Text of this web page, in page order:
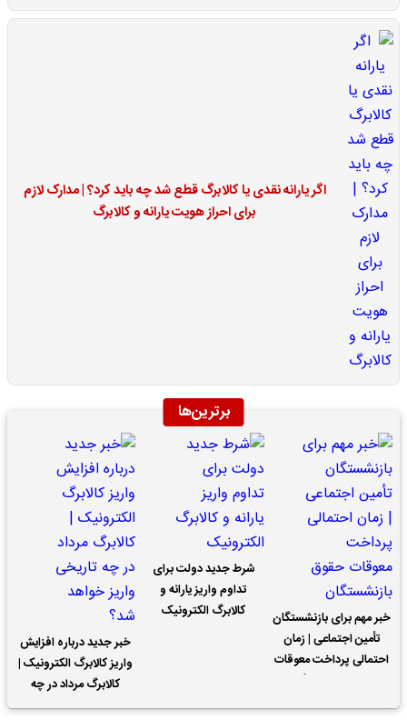
اگر یارانه نقدی یا کالابرگ قطع شد چه باید کرد؟ | مدارک لازم
برای احراز هویت یارانه و کالابرگ
برترین‌ها
خبر مهم برای بازنشستگان
تأمین اجتماعی | زمان
احتمالی پرداخت معوقات
شرط جدید دولت برای
تداوم واریز یارانه و
کالابرگ الکترونیک
خبر جدید درباره افزایش
واریز کالابرگ الکترونیک |
کالابرگ مرداد در چه
تاریخی واریز خواهد شد؟